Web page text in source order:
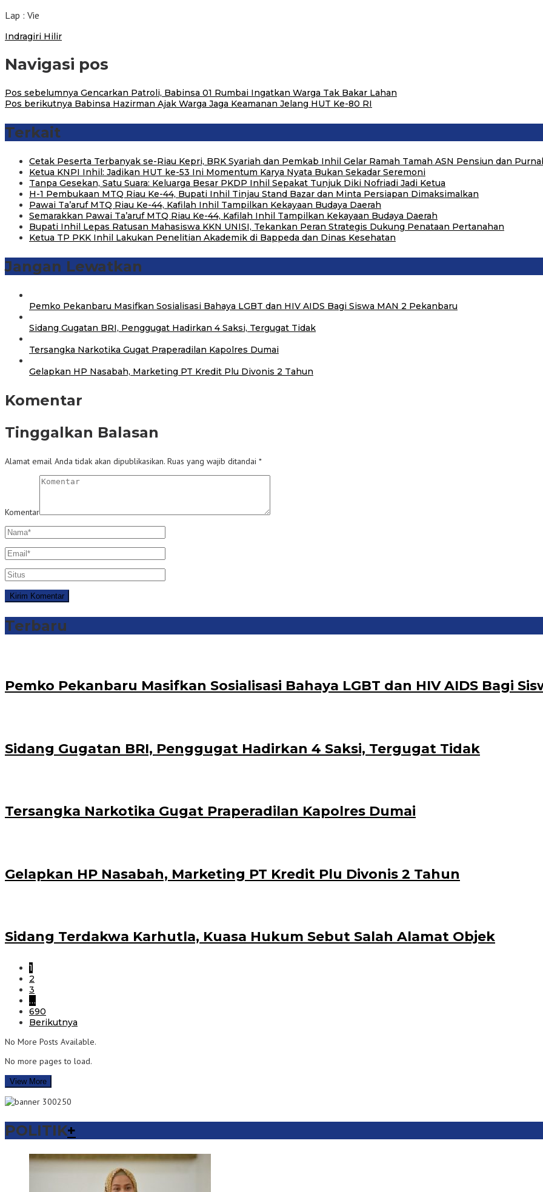
Lap : Vie
Indragiri Hilir
Navigasi pos
Pos sebelumnya Gencarkan Patroli, Babinsa 01 Rumbai Ingatkan Warga Tak Bakar Lahan
Pos berikutnya Babinsa Hazirman Ajak Warga Jaga Keamanan Jelang HUT Ke-80 RI
Terkait
Cetak Peserta Terbanyak se-Riau Kepri, BRK Syariah dan Pemkab Inhil Gelar Ramah Tamah ASN Pensiun dan
Ketua KNPI Inhil: Jadikan HUT ke-53 Ini Momentum Karya Nyata Bukan Sekadar Seremoni
Tanpa Gesekan, Satu Suara: Keluarga Besar PKDP Inhil Sepakat Tunjuk Diki Nofriadi Jadi Ketua
H-1 Pembukaan MTQ Riau Ke-44, Bupati Inhil Tinjau Stand Bazar dan Minta Persiapan Dimaksimalkan
Pawai Ta’aruf MTQ Riau Ke-44, Kafilah Inhil Tampilkan Kekayaan Budaya Daerah
Semarakkan Pawai Ta’aruf MTQ Riau Ke-44, Kafilah Inhil Tampilkan Kekayaan Budaya Daerah
Bupati Inhil Lepas Ratusan Mahasiswa KKN UNISI, Tekankan Peran Strategis Dukung Penataan Pertanahan
Ketua TP PKK Inhil Lakukan Penelitian Akademik di Bappeda dan Dinas Kesehatan
Jangan Lewatkan
‎Pemko Pekanbaru Masifkan Sosialisasi Bahaya LGBT dan HIV AIDS Bagi Siswa MAN 2 Pekanbaru
Sidang Gugatan BRI, Penggugat Hadirkan 4 Saksi, Tergugat Tidak
Tersangka Narkotika Gugat Praperadilan Kapolres Dumai
Gelapkan HP Nasabah, Marketing PT Kredit Plu Divonis 2 Tahun
Komentar
Tinggalkan Balasan
Alamat email Anda tidak akan dipublikasikan. Ruas yang wajib ditandai *
Komentar
Terbaru
‎Pemko Pekanbaru Masifkan Sosialisasi Bahaya LGBT dan HIV AIDS Bagi
Sidang Gugatan BRI, Penggugat Hadirkan 4 Saksi, Tergugat Tidak
Tersangka Narkotika Gugat Praperadilan Kapolres Dumai
Gelapkan HP Nasabah, Marketing PT Kredit Plu Divonis 2 Tahun
Sidang Terdakwa Karhutla, Kuasa Hukum Sebut Salah Alamat Objek
1
2
3
…
690
Berikutnya
No More Posts Available.
No more pages to load.
View More
POLITIK+